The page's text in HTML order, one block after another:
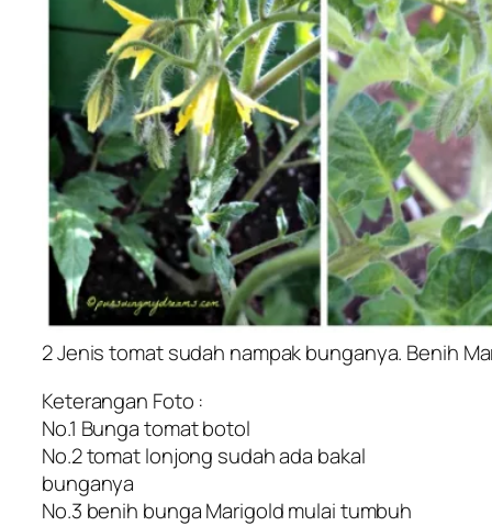
2 Jenis tomat sudah nampak bunganya. Benih
Keterangan Foto :
No.1 Bunga tomat botol
No.2 tomat lonjong sudah ada bakal
bunganya
No.3 benih bunga Marigold mulai tumbuh